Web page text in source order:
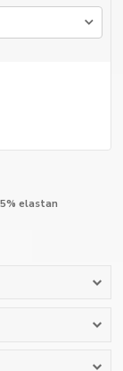
elastan